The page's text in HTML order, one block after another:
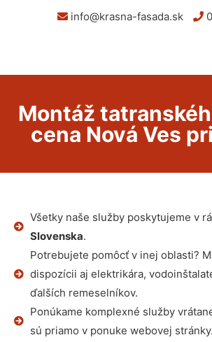
info@krasna-fasada.sk
Montáž
cena Nová Ves
Všetky naše služby poskytujeme v
Slovenska.
Potrebujete pomôcť v inej oblasti?
dispozícii aj elektrikára,
ďalších remeselníkov.
Ponúkame komplexné služby
sú priamo v ponuke webovej stránky.